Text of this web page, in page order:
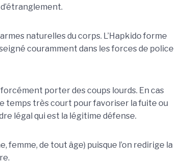
naturelles du corps. L’Hapkido forme
couramment dans les forces de police
porter des coups lourds. En cas
temps très court pour favoriser la fuite ou
légal qui est la légitime défense.
de tout âge) puisque l’on redirige la